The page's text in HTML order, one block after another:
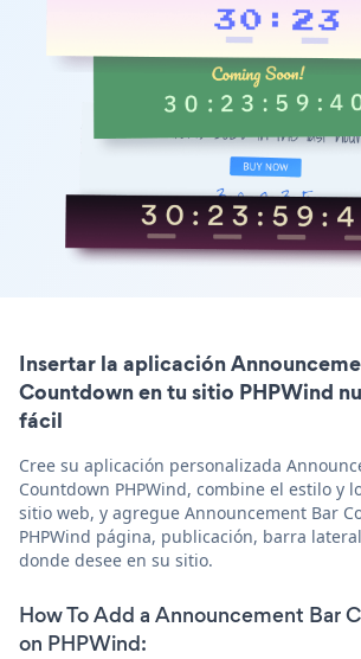
Insertar la aplicación
Countdown en tu sitio PHPWind
fácil
Cree su aplicación personalizada
Countdown PHPWind, combine el estilo y
sitio web, y agregue Announcement Bar
PHPWind página, publicación, barra
donde desee en su sitio.
How To Add a Announcement Bar
on PHPWind: